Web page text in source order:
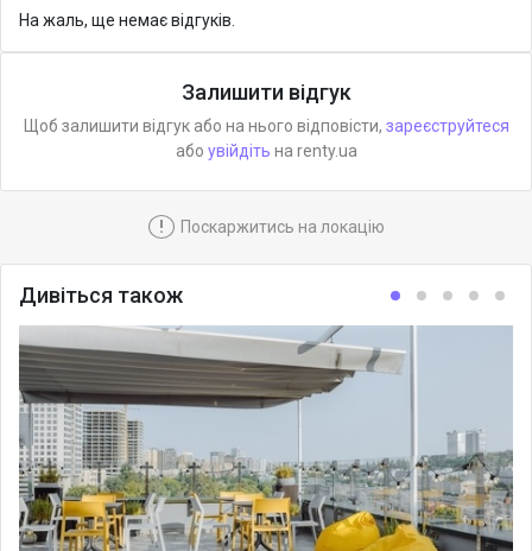
На жаль, ще немає відгуків.
Залишити відгук
Щоб залишити відгук або на нього відповісти, зареєструйтеся
або увійдіть на renty.ua
! Поскаржитись на локацію
Дивіться також